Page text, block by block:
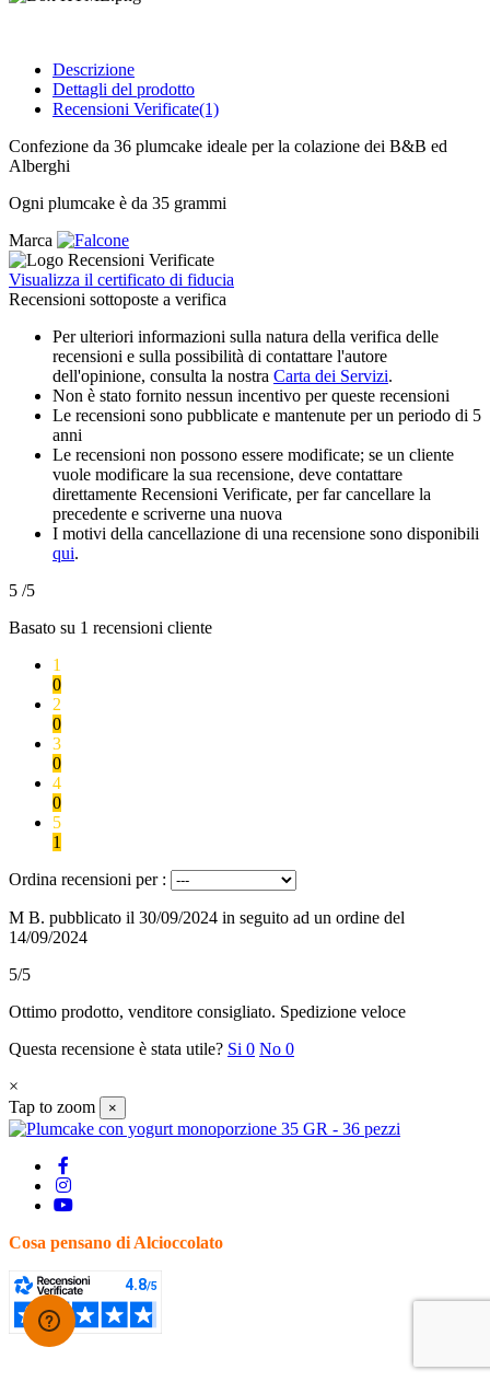
Descrizione
Dettagli del prodotto
Recensioni Verificate(1)
Confezione da 36 plumcake ideale per la colazione dei B&B ed
Alberghi
Ogni plumcake è da 35 grammi
Marca
Visualizza il certificato di fiducia
Recensioni sottoposte a verifica
Per ulteriori informazioni sulla natura della verifica delle
recensioni e sulla possibilità di contattare l'autore
dell'opinione, consulta la nostra Carta dei Servizi.
Non è stato fornito nessun incentivo per queste recensioni
Le recensioni sono pubblicate e mantenute per un periodo di 5
anni
Le recensioni non possono essere modificate; se un cliente
vuole modificare la sua recensione, deve contattare
direttamente Recensioni Verificate, per far cancellare la
precedente e scriverne una nuova
I motivi della cancellazione di una recensione sono disponibili
qui.
5 /5
Basato su 1 recensioni cliente
1
0
2
0
3
0
4
0
5
1
Ordina recensioni per :
M B. pubblicato il 30/09/2024 in seguito ad un ordine del
14/09/2024
5/5
Ottimo prodotto, venditore consigliato. Spedizione veloce
Questa recensione è stata utile? Si 0 No 0
×
Tap to zoom
×
Cosa pensano di Alcioccolato